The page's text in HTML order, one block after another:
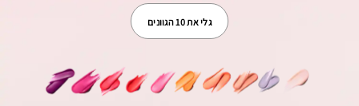
גלי את 10 הגוונים